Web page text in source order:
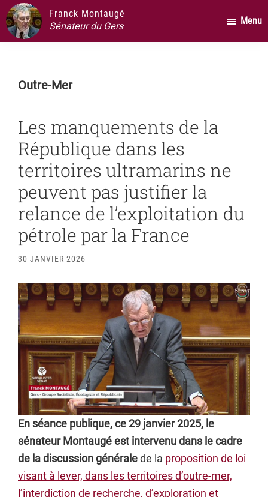
Passer
au
contenu
Passer
la
latérale
Passer
au
pied
page
Franck Montaugé
Sénateur du Gers
Menu
Outre-Mer
Les manquements de la
République dans les
territoires ultramarins ne
peuvent pas justifier la
relance de l’exploitation du
pétrole par la France
30 JANVIER 2026
En séance publique, ce 29 janvier 2025, le
sénateur Montaugé est intervenu dans le cadre
de la discussion généralede la proposition de loi
visant à lever, dans les territoires d’outre-mer,
l’interdiction de recherche, d’exploration et